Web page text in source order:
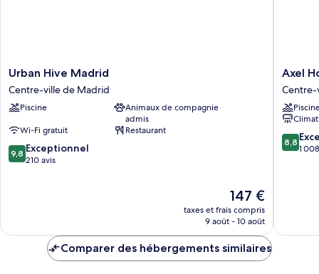
Urban
Hive
Madrid
Centre-
de
Madrid
Urban Hive Madrid
Centre-ville de Madrid
Piscine
Animaux de compagnie
admis
Wi-Fi gratuit
Restaurant
9.8
sur
9,8 Exceptionnel
210 avis
Le
nouveau
prix
de
147 €
taxes et frais compris
9 août - 10 août
Axel
Hotel
Madrid
-
Adults
Only
Centre-
Axel
8.8
sur
8,8
1
Comparer des hébergements similaires